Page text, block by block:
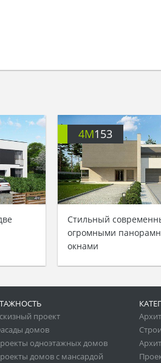
4M153
Стильный
огромными
окнами
проект
домов
одноэтажных домов
домов с мансардой